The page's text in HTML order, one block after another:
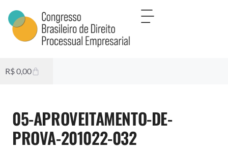
R$0,00
05-APROVEITAMENTO-DE-
PROVA-201022-032